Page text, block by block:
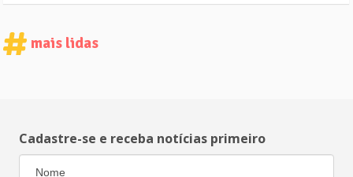
mais lidas
Cadastre-se e receba notícias primeiro